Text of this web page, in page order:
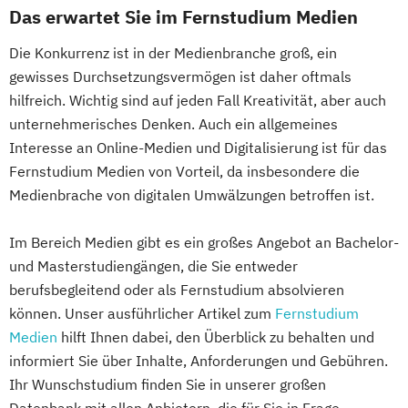
Nachhaltigkeit in der Hotellerie
Personal und Business Coach
PersonalTrainer:in
Präventionstrainer:in
Resilienztraining Rückentrainer:in
Sauna-Meister:in
Social Media und Content im Sport
Spa-Rezeptionist:in
Sport- und Fitnesskaufmann:frau / Sport-
und Gesundheitstrainer:in
Sport- und Fitnesstraining
Sport- und Gesundheitstourismus
Sport-Mentaltraining Sporternährung
Sportmanagement
Stress- und Mentalcoach
Fahrzeugtechnik
Game Design
Gestaltung interaktiver Systeme
IT-Sicherheit Industriedesign
Informatik Ingenieurpsychologie
Innovations- und Technologiemanagement
(M. Sc.)
Profil Anwendung
Kunststofftechnik
Lebensmittelverfahrenstechnik
Leit- und Sicherungstechnik
Maschinenbau
Maschinenbau (M. Eng.) 3 oder 4 Semester
Materials Science
Das erwartet Sie im Fernstudium Medien
Die Konkurrenz ist in der Medienbranche groß, ein
gewisses Durchsetzungsvermögen ist daher oftmals
hilfreich. Wichtig sind auf jeden Fall Kreativität, aber auch
unternehmerisches Denken. Auch ein allgemeines
Interesse an Online-Medien und Digitalisierung ist für das
Fernstudium Medien von Vorteil, da insbesondere die
Medienbrache von digitalen Umwälzungen betroffen ist.
Im Bereich Medien gibt es ein großes Angebot an Bachelor-
und Masterstudiengängen, die Sie entweder
berufsbegleitend oder als Fernstudium absolvieren
können. Unser ausführlicher Artikel zum Fernstudium
Medien hilft Ihnen dabei, den Überblick zu behalten und
informiert Sie über Inhalte, Anforderungen und Gebühren.
Ihr Wunschstudium finden Sie in unserer großen